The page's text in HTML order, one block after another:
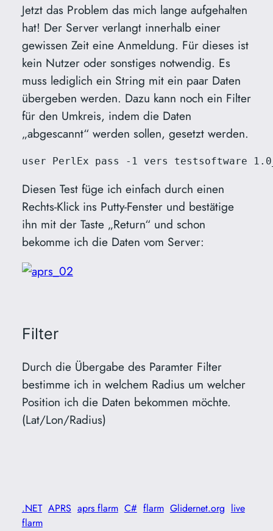
Jetzt das Problem das mich lange aufgehalten
hat! Der Server verlangt innerhalb einer
gewissen Zeit eine Anmeldung. Für dieses ist
kein Nutzer oder sonstiges notwendig. Es
muss lediglich ein String mit ein paar Daten
übergeben werden. Dazu kann noch ein Filter
für den Umkreis, indem die Daten
„abgescannt“ werden sollen, gesetzt werden.
user PerlEx pass -1 vers testsoftware
Diesen Test füge ich einfach durch einen
Rechts-Klick ins Putty-Fenster und bestätige
ihn mit der Taste „Return“ und schon
bekomme ich die Daten vom Server:
Filter
Durch die Übergabe des Paramter Filter
bestimme ich in welchem Radius um welcher
Position ich die Daten bekommen möchte.
(Lat/Lon/Radius)
.NET APRS aprs flarm C# flarm Glidernet.org live
flarm